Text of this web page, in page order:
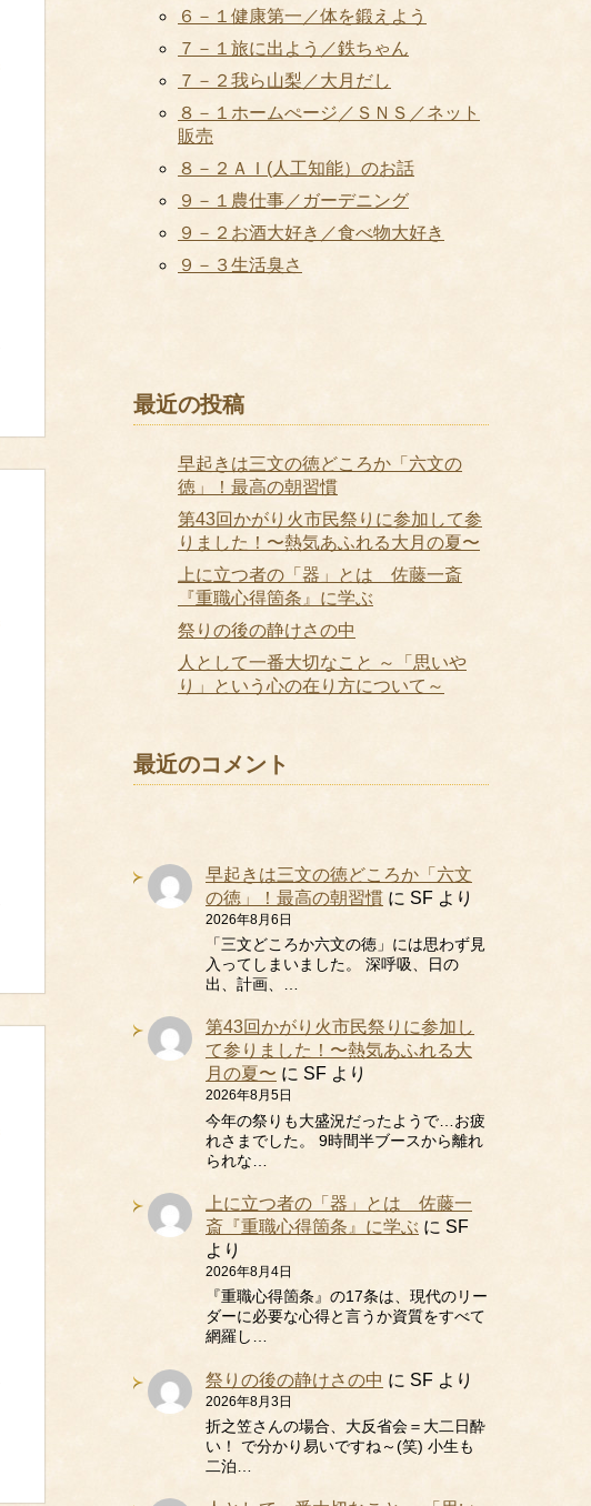
６－１健康第一／体を鍛えよう
７－１旅に出よう／鉄ちゃん
７－２我ら山梨／大月だし
８－１ホームぺージ／ＳＮＳ／ネット
販売
８－２ＡＩ(人工知能）のお話
９－１農仕事／ガーデニング
９－２お酒大好き／食べ物大好き
９－３生活臭さ
最近の投稿
早起きは三文の徳どころか「六文の
徳」！最高の朝習慣
第43回かがり火市民祭りに参加して参
りました！〜熱気あふれる大月の夏〜
上に立つ者の「器」とは 佐藤一斎
『重職心得箇条』に学ぶ
祭りの後の静けさの中
人として一番大切なこと ～「思いや
り」という心の在り方について～
最近のコメント
早起きは三文の徳どころか「六文
の徳」！最高の朝習慣 に SF より
2026年8月6日
「三文どころか六文の徳」には思わず見
入ってしまいました。 深呼吸、日の
出、計画、…
第43回かがり火市民祭りに参加し
て参りました！〜熱気あふれる大
月の夏〜 に SF より
2026年8月5日
今年の祭りも大盛況だったようで…お疲
れさまでした。 9時間半ブースから離れ
られな…
上に立つ者の「器」とは 佐藤一
斎『重職心得箇条』に学ぶ に SF
より
2026年8月4日
『重職心得箇条』の17条は、現代のリー
ダーに必要な心得と言うか資質をすべて
網羅し…
祭りの後の静けさの中 に SF より
2026年8月3日
折之笠さんの場合、大反省会＝大二日酔
い！ で分かり易いですね～(笑) 小生も
二泊…